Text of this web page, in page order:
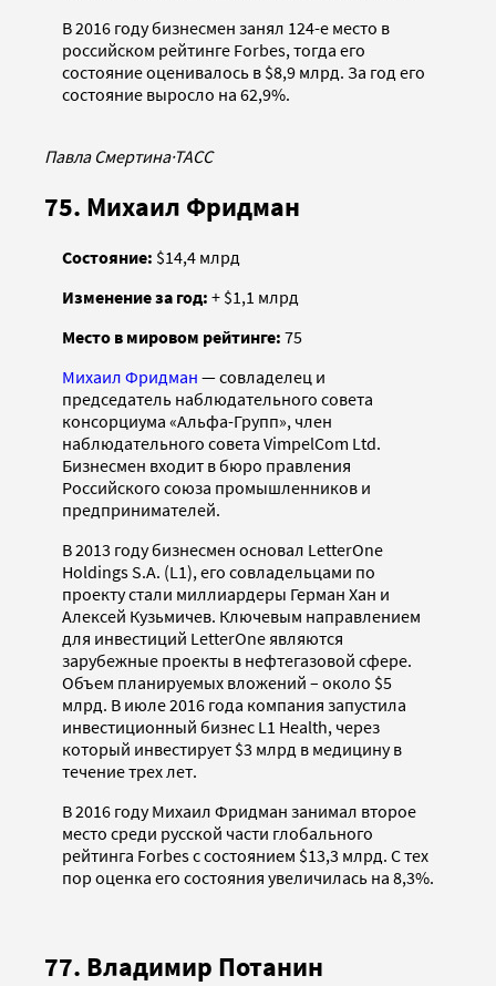
В 2016 году бизнесмен занял 124-е место в
российском рейтинге Forbes, тогда его
состояние оценивалось в $8,9 млрд. За год его
состояние выросло на 62,9%.
Павла Смертина·ТАСС
75. Михаил Фридман
Состояние: $14,4 млрд
Изменение за год: + $1,1 млрд
Место в мировом рейтинге: 75
Михаил Фридман — cовладелец и
председатель наблюдательного совета
консорциума «Альфа-Групп», член
наблюдательного совета VimpelCom Ltd.
Бизнесмен входит в бюро правления
Российского союза промышленников и
предпринимателей.
В 2013 году бизнесмен основал LetterOne
Holdings S.A. (L1), его совладельцами по
проекту стали миллиардеры Герман Хан и
Алексей Кузьмичев. Ключевым направлением
для инвестиций LetterOne являются
зарубежные проекты в нефтегазовой сфере.
Объем планируемых вложений – около $5
млрд. В июле 2016 года компания запустила
инвестиционный бизнес L1 Health, через
который инвестирует $3 млрд в медицину в
течение трех лет.
В 2016 году Михаил Фридман занимал второе
место среди русской части глобального
рейтинга Forbes с состоянием $13,3 млрд. С тех
пор оценка его состояния увеличилась на 8,3%.
77. Владимир Потанин